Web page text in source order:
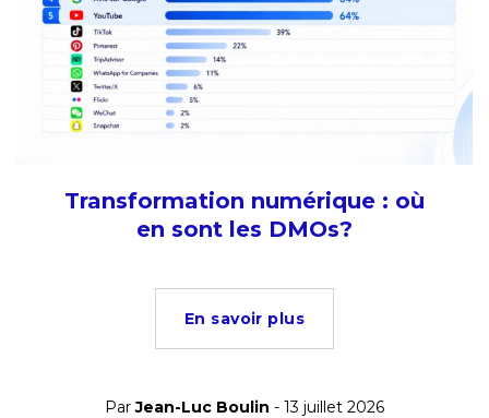
Transformation numérique : où
en sont les DMOs?
En savoir plus
ParJean-Luc Boulin - 13 juillet 2026